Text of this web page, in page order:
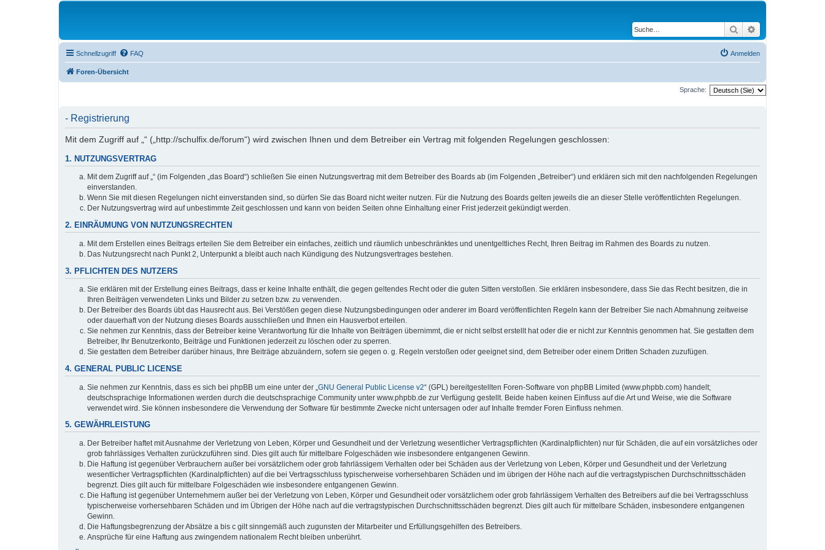
Suche
Schnellzugriff FAQ Anmelden
Foren-Übersicht
Sprache:
- Registrierung
Mit dem Zugriff auf „“ („http://schulfix.de/forum“) wird zwischen Ihnen und dem Betreiber ein Vertrag mit folgenden Regelungen geschlossen:
1. NUTZUNGSVERTRAG
Mit dem Zugriff auf „“ (im Folgenden „das Board“) schließen Sie einen Nutzungsvertrag mit dem Betreiber des Boards ab (im Folgenden „Betreiber“) und erklären sich mit den nachfolgenden Regelungen
einverstanden.
Wenn Sie mit diesen Regelungen nicht einverstanden sind, so dürfen Sie das Board nicht weiter nutzen. Für die Nutzung des Boards gelten jeweils die an dieser Stelle veröffentlichten Regelungen.
Der Nutzungsvertrag wird auf unbestimmte Zeit geschlossen und kann von beiden Seiten ohne Einhaltung einer Frist jederzeit gekündigt werden.
2. EINRÄUMUNG VON NUTZUNGSRECHTEN
Mit dem Erstellen eines Beitrags erteilen Sie dem Betreiber ein einfaches, zeitlich und räumlich unbeschränktes und unentgeltliches Recht, Ihren Beitrag im Rahmen des Boards zu nutzen.
Das Nutzungsrecht nach Punkt 2, Unterpunkt a bleibt auch nach Kündigung des Nutzungsvertrages bestehen.
3. PFLICHTEN DES NUTZERS
Sie erklären mit der Erstellung eines Beitrags, dass er keine Inhalte enthält, die gegen geltendes Recht oder die guten Sitten verstoßen. Sie erklären insbesondere, dass Sie das Recht besitzen, die in
Ihren Beiträgen verwendeten Links und Bilder zu setzen bzw. zu verwenden.
Der Betreiber des Boards übt das Hausrecht aus. Bei Verstößen gegen diese Nutzungsbedingungen oder anderer im Board veröffentlichten Regeln kann der Betreiber Sie nach Abmahnung zeitweise
oder dauerhaft von der Nutzung dieses Boards ausschließen und Ihnen ein Hausverbot erteilen.
Sie nehmen zur Kenntnis, dass der Betreiber keine Verantwortung für die Inhalte von Beiträgen übernimmt, die er nicht selbst erstellt hat oder die er nicht zur Kenntnis genommen hat. Sie gestatten dem
Betreiber, Ihr Benutzerkonto, Beiträge und Funktionen jederzeit zu löschen oder zu sperren.
Sie gestatten dem Betreiber darüber hinaus, Ihre Beiträge abzuändern, sofern sie gegen o. g. Regeln verstoßen oder geeignet sind, dem Betreiber oder einem Dritten Schaden zuzufügen.
4. GENERAL PUBLIC LICENSE
Sie nehmen zur Kenntnis, dass es sich bei phpBB um eine unter der „ GNU General Public License v2“ (GPL) bereitgestellten Foren-Software von phpBB Limited (www.phpbb.com) handelt;
deutschsprachige Informationen werden durch die deutschsprachige Community unter www.phpbb.de zur Verfügung gestellt. Beide haben keinen Einfluss auf die Art und Weise, wie die Software
verwendet wird. Sie können insbesondere die Verwendung der Software für bestimmte Zwecke nicht untersagen oder auf Inhalte fremder Foren Einfluss nehmen.
5. GEWÄHRLEISTUNG
Der Betreiber haftet mit Ausnahme der Verletzung von Leben, Körper und Gesundheit und der Verletzung wesentlicher Vertragspflichten (Kardinalpflichten) nur für Schäden, die auf ein vorsätzliches oder
grob fahrlässiges Verhalten zurückzuführen sind. Dies gilt auch für mittelbare Folgeschäden wie insbesondere entgangenen Gewinn.
Die Haftung ist gegenüber Verbrauchern außer bei vorsätzlichem oder grob fahrlässigem Verhalten oder bei Schäden aus der Verletzung von Leben, Körper und Gesundheit und der Verletzung
wesentlicher Vertragspflichten (Kardinalpflichten) auf die bei Vertragsschluss typischerweise vorhersehbaren Schäden und im übrigen der Höhe nach auf die vertragstypischen Durchschnittsschäden
begrenzt. Dies gilt auch für mittelbare Folgeschäden wie insbesondere entgangenen Gewinn.
Die Haftung ist gegenüber Unternehmern außer bei der Verletzung von Leben, Körper und Gesundheit oder vorsätzlichem oder grob fahrlässigem Verhalten des Betreibers auf die bei Vertragsschluss
typischerweise vorhersehbaren Schäden und im Übrigen der Höhe nach auf die vertragstypischen Durchschnittsschäden begrenzt. Dies gilt auch für mittelbare Schäden, insbesondere entgangenen
Gewinn.
Die Haftungsbegrenzung der Absätze a bis c gilt sinngemäß auch zugunsten der Mitarbeiter und Erfüllungsgehilfen des Betreibers.
Ansprüche für eine Haftung aus zwingendem nationalem Recht bleiben unberührt.